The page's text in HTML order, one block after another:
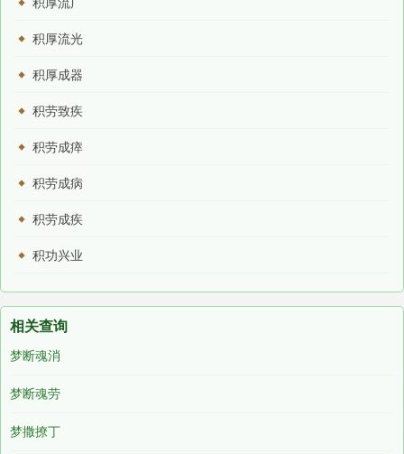
积厚流广
积厚流光
积厚成器
积劳致疾
积劳成瘁
积劳成病
积劳成疾
积功兴业
相关查询
梦断魂消
梦断魂劳
梦撒撩丁